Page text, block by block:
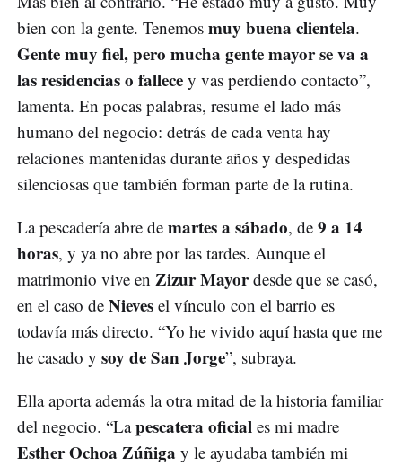
bien con la gente. Tenemos muy buena clientela.
Gente muy fiel, pero mucha gente mayor se va a
las residencias o fallece y vas perdiendo contacto”,
lamenta. En pocas palabras, resume el lado más
humano del negocio: detrás de cada venta hay
relaciones mantenidas durante años y despedidas
silenciosas que también forman parte de la rutina.
La pescadería abre de martes a sábado, de 9 a 14
horas, y ya no abre por las tardes. Aunque el
matrimonio vive en Zizur Mayordesde que se casó,
en el caso de Nieves el vínculo con el barrio es
todavía más directo. “Yo he vivido aquí hasta que me
he casado y soy de San Jorge”, subraya.
Ella aporta además la otra mitad de la historia familiar
del negocio. “Lapescatera oficial es mi madre
Esther Ochoa Zúñiga y le ayudaba también mi